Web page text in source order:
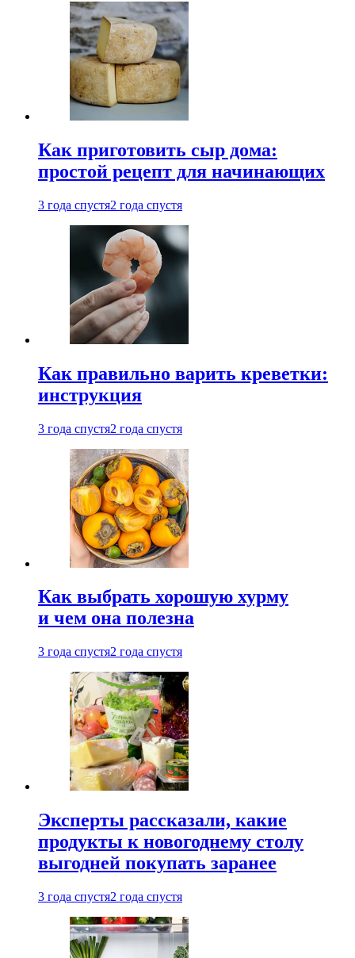
Как приготовить сыр дома:
простой рецепт для начинающих
3 года спустя2 года спустя
Как правильно варить креветки:
инструкция
3 года спустя2 года спустя
Как выбрать хорошую хурму
и чем она полезна
3 года спустя2 года спустя
Эксперты рассказали, какие
продукты к новогоднему столу
выгодней покупать заранее
3 года спустя2 года спустя